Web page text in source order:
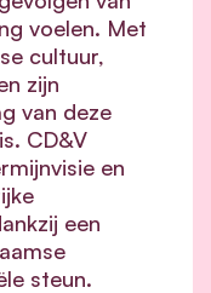
voelen. Met
cultuur,
zijn
van deze
CD&V
en
een
steun.